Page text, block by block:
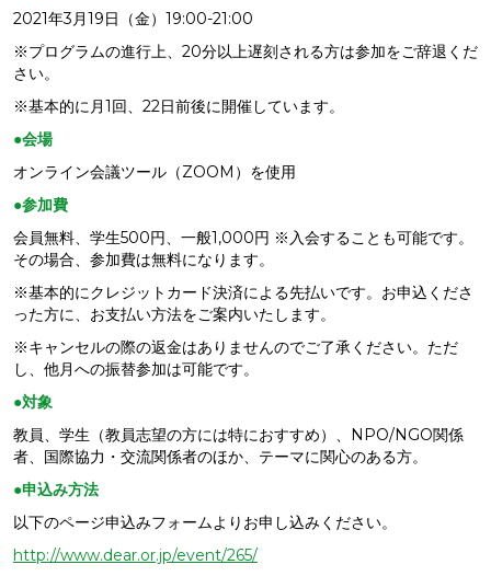
2021年3月19日（金）19:00-21:00
※プログラムの進行上、20分以上遅刻される方は参加をご辞退くだ
さい。
※基本的に月1回、22日前後に開催しています。
●会場
オンライン会議ツール（ZOOM）を使用
●参加費
会員無料、学生500円、一般1,000円 ※入会することも可能です。
その場合、参加費は無料になります。
※基本的にクレジットカード決済による先払いです。お申込くださ
った方に、お支払い方法をご案内いたします。
※キャンセルの際の返金はありませんのでご了承ください。ただ
し、他月への振替参加は可能です。
●対象
教員、学生（教員志望の方には特におすすめ）、NPO/NGO関係
者、国際協力・交流関係者のほか、テーマに関心のある方。
●申込み方法
以下のページ申込みフォームよりお申し込みください。
http://www.dear.or.jp/event/265/